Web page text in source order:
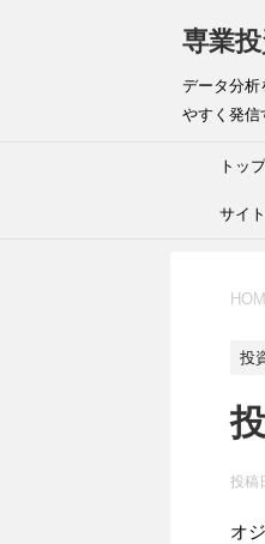
専業
データ分析
やすく発信
トッ
サイ
投
投稿
オ